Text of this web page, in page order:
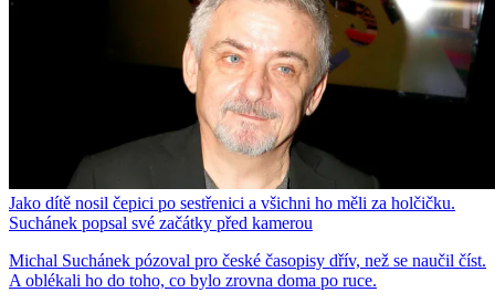
Jako dítě nosil čepici po sestřenici a všichni ho měli za holčičku.
Suchánek popsal své začátky před kamerou
Michal Suchánek pózoval pro české časopisy dřív, než se naučil číst.
A oblékali ho do toho, co bylo zrovna doma po ruce.